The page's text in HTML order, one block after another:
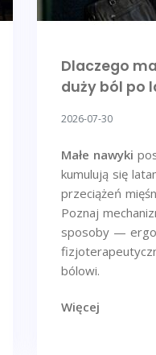
Dlaczego
duży ból po
2026-07-30
Małe nawyki
kumulują się
przeciążeń
Poznaj
sposoby —
bólowi.
Więcej